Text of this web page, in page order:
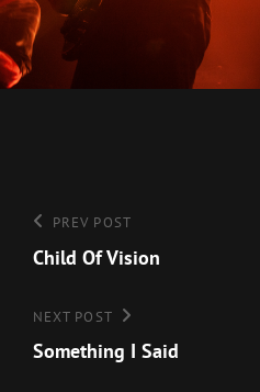
Navigation
de
l’article
Previous
Post
PREV POST
Child Of Vision
Next
Post
NEXT POST
Something I Said